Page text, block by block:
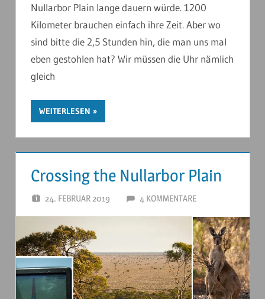
Nullarbor Plain lange dauern würde. 1200
Kilometer brauchen einfach ihre Zeit. Aber wo
sind bitte die 2,5 Stunden hin, die man uns mal
eben gestohlen hat? Wir müssen die Uhr nämlich
gleich
WEITERLESEN
Crossing the Nullarbor Plain
24. FEBRUAR 2019 ANDERSTOUREN
4 KOMMENTARE